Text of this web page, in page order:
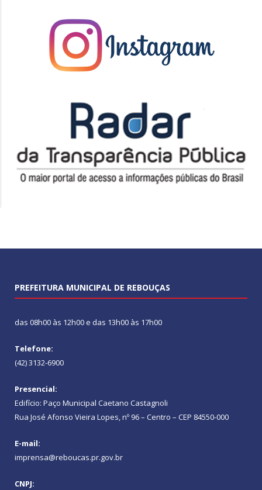
PREFEITURA MUNICIPAL DE REBOUÇAS
das 08h00 às 12h00 e das 13h00 às 17h00
Telefone:
(42) 3132-6900
Presencial:
Edifício: Paço Municipal Caetano Castagnoli
Rua José Afonso Vieira Lopes, nº 96 – Centro – CEP 84550-000
E-mail:
imprensa@reboucas.pr.gov.br
CNPJ: